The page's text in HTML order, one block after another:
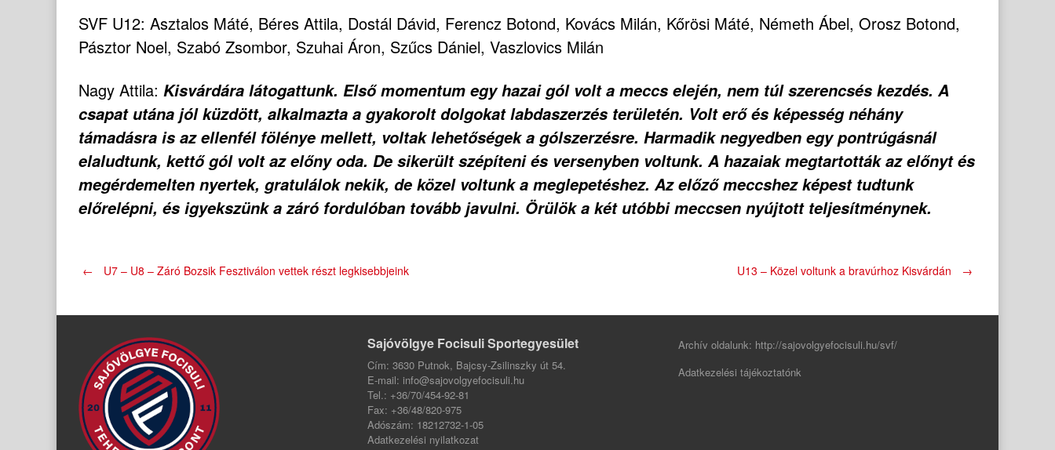
SVF U12: Asztalos Máté, Béres Attila, Dostál Dávid, Ferencz Botond, Kovács Milán, Kőrösi Máté, Németh Ábel, Orosz Botond,
Pásztor Noel, Szabó Zsombor, Szuhai Áron, Szűcs Dániel, Vaszlovics Milán
Nagy Attila: Kisvárdára látogattunk. Első momentum egy hazai gól volt a meccs elején, nem túl szerencsés kezdés. A
csapat utána jól küzdött, alkalmazta a gyakorolt dolgokat labdaszerzés területén. Volt erő és képesség néhány
támadásra is az ellenfél fölénye mellett, voltak lehetőségek a gólszerzésre. Harmadik negyedben egy pontrúgásnál
elaludtunk, kettő gól volt az előny oda. De sikerült szépíteni és versenyben voltunk. A hazaiak megtartották az előnyt és
megérdemelten nyertek, gratulálok nekik, de közel voltunk a meglepetéshez. Az előző meccshez képest tudtunk
előrelépni, és igyekszünk a záró fordulóban tovább javulni. Örülök a két utóbbi meccsen nyújtott teljesítménynek.
Post
navigation
← U7 – U8 – Záró Bozsik Fesztiválon vettek részt legkisebbjeink U13 – Közel voltunk a bravúrhoz Kisvárdán →
Sajóvölgye Focisuli Sportegyesület
Cím: 3630 Putnok, Bajcsy-Zsilinszky út 54.
E-mail: info@sajovolgyefocisuli.hu
Tel.: +36/70/454-92-81
Fax: +36/48/820-975
Adószám: 18212732-1-05
Adatkezelési nyilatkozat
Archív oldalunk: http://sajovolgyefocisuli.hu/svf/
Adatkezelési tájékoztatónk